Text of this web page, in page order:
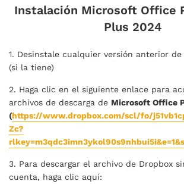
Instalación Microsoft Office
Plus 2024
1. Desinstale cualquier versión anterior
(si la tiene)
2. Haga clic en el siguiente enlace para
archivos de descarga de Microsoft Office
(https://www.dropbox.com/scl/fo/
Zc?
3. Para descargar el archivo de Dropbox
cuenta, haga clic aquí: